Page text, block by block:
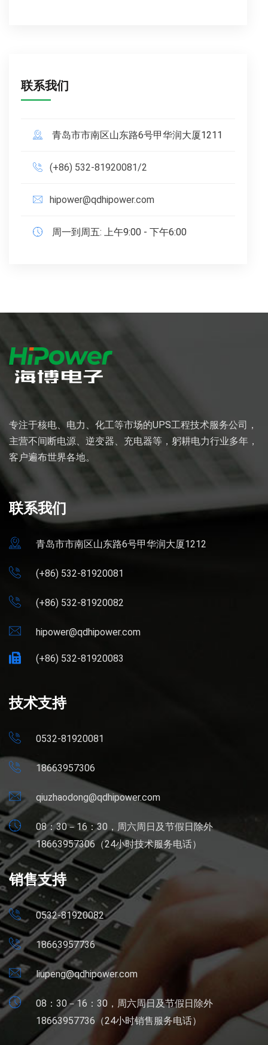
联系我们
青岛市市南区山东路6号甲华润大厦1211
(+86) 532-81920081/2
hipower@qdhipower.com
周一到周五: 上午9:00 - 下午6:00
专注于核电、电力、化工等市场的UPS工程技术服务公司，
主营不间断电源、逆变器、充电器等，躬耕电力行业多年，
客户遍布世界各地。
联系我们
青岛市市南区山东路6号甲华润大厦1212
(+86) 532-81920081
(+86) 532-81920082
hipower@qdhipower.com
(+86) 532-81920083
技术支持
0532-81920081
18663957306
qiuzhaodong@qdhipower.com
08：30－16：30，周六周日及节假日除外
18663957306（24小时技术服务电话）
销售支持
0532-81920082
18663957736
liupeng@qdhipower.com
08：30－16：30，周六周日及节假日除外
18663957736（24小时销售服务电话）